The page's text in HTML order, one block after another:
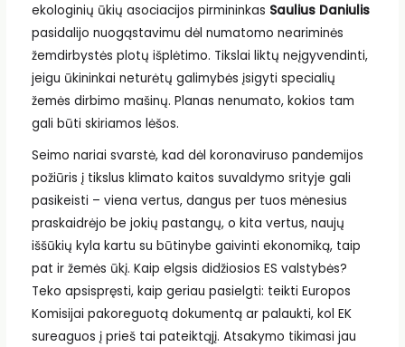
ekologinių ūkių asociacijos pirmininkas Saulius Daniulis
pasidalijo nuogąstavimu dėl numatomo neariminės
žemdirbystės plotų išplėtimo. Tikslai liktų neįgyvendinti,
jeigu ūkininkai neturėtų galimybės įsigyti specialių
žemės dirbimo mašinų. Planas nenumato, kokios tam
gali būti skiriamos lėšos.
Seimo nariai svarstė, kad dėl koronaviruso pandemijos
požiūris į tikslus klimato kaitos suvaldymo srityje gali
pasikeisti – viena vertus, dangus per tuos mėnesius
praskaidrėjo be jokių pastangų, o kita vertus, naujų
iššūkių kyla kartu su būtinybe gaivinti ekonomiką, taip
pat ir žemės ūkį. Kaip elgsis didžiosios ES valstybės?
Teko apsispręsti, kaip geriau pasielgti: teikti Europos
Komisijai pakoreguotą dokumentą ar palaukti, kol EK
sureaguos į prieš tai pateiktąjį. Atsakymo tikimasi jau